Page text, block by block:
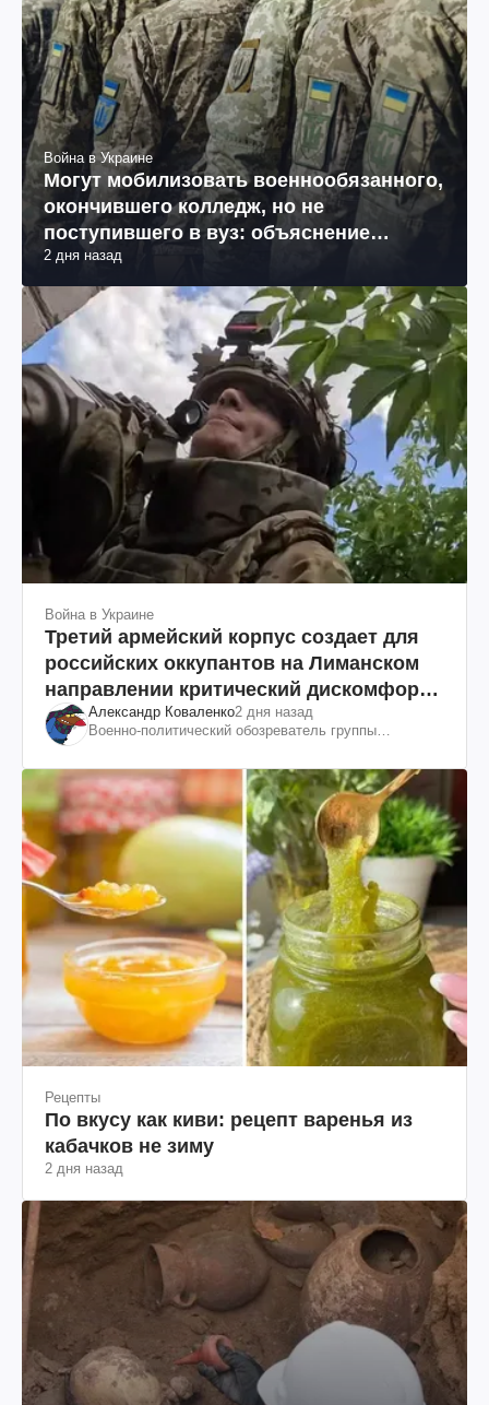
Война в Украине
Могут мобилизовать военнообязанного,
окончившего колледж, но не
поступившего в вуз: объяснение
юриста
2 дня назад
Война в Украине
Третий армейский корпус создает для
российских оккупантов на Лиманском
направлении критический дискомфорт:
как это удалось
Александр Коваленко2 дня назад
Военно-политический обозреватель группы
Рецепты
По вкусу как киви: рецепт варенья из
кабачков не зиму
2 дня назад